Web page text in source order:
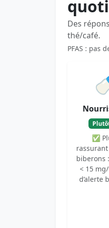
Des
thé/café.
PFAS : pas
✅
biberons
< 15
d’alerte